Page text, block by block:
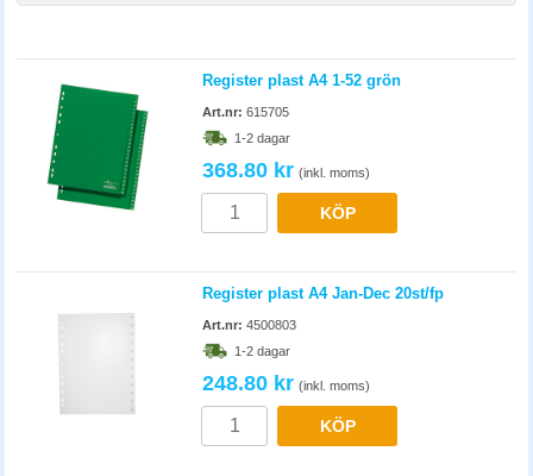
Register plast A4 1-52 grön
Art.nr: 615705
1-2 dagar
368.80 kr (inkl. moms)
KÖP
Register plast A4 Jan-Dec 20st/fp
Art.nr: 4500803
1-2 dagar
248.80 kr (inkl. moms)
KÖP